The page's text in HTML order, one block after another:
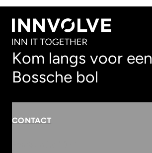
Kom langs voor een
Bossche bol
CONTACT